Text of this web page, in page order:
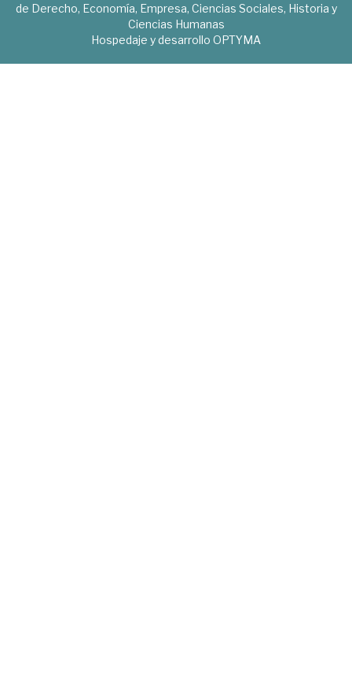
de Derecho, Economía, Empresa, Ciencias Sociales, Historia y
Ciencias Humanas
Hospedaje y desarrollo OPTYMA